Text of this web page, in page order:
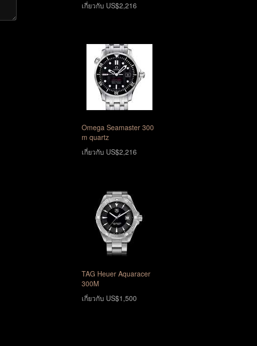
เกี่ยวกับ US$2,216
Omega Seamaster 300
m quartz
เกี่ยวกับ US$2,216
TAG Heuer Aquaracer
300M
เกี่ยวกับ US$1,500